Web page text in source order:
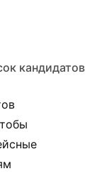
кандидатов